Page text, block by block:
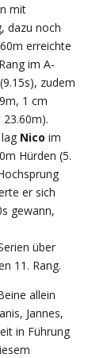
mit
dazu noch
erreichte
im A-
(9.15s), zudem
1 cm
Nico im
Hürden (5.
er sich
gewann,
über
11. Rang.
allein
Jannes,
in Führung